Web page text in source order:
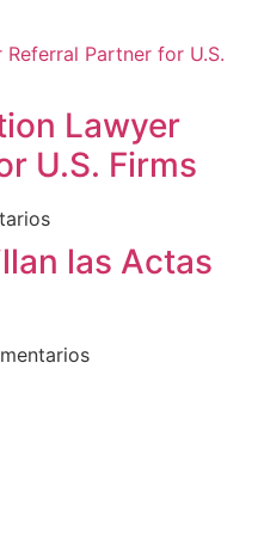
Lawyer
U.S. Firms
las Actas